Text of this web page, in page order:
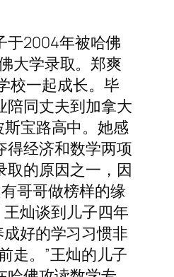
于2004年被哈佛
大学录取。郑爽
校一起成长。毕
陪同丈夫到加拿大
宝路高中。她感
得经济和数学两项
取的原因之一，因
哥哥做榜样的缘
灿谈到儿子四年
好的学习习惯非
走。”王灿的儿子